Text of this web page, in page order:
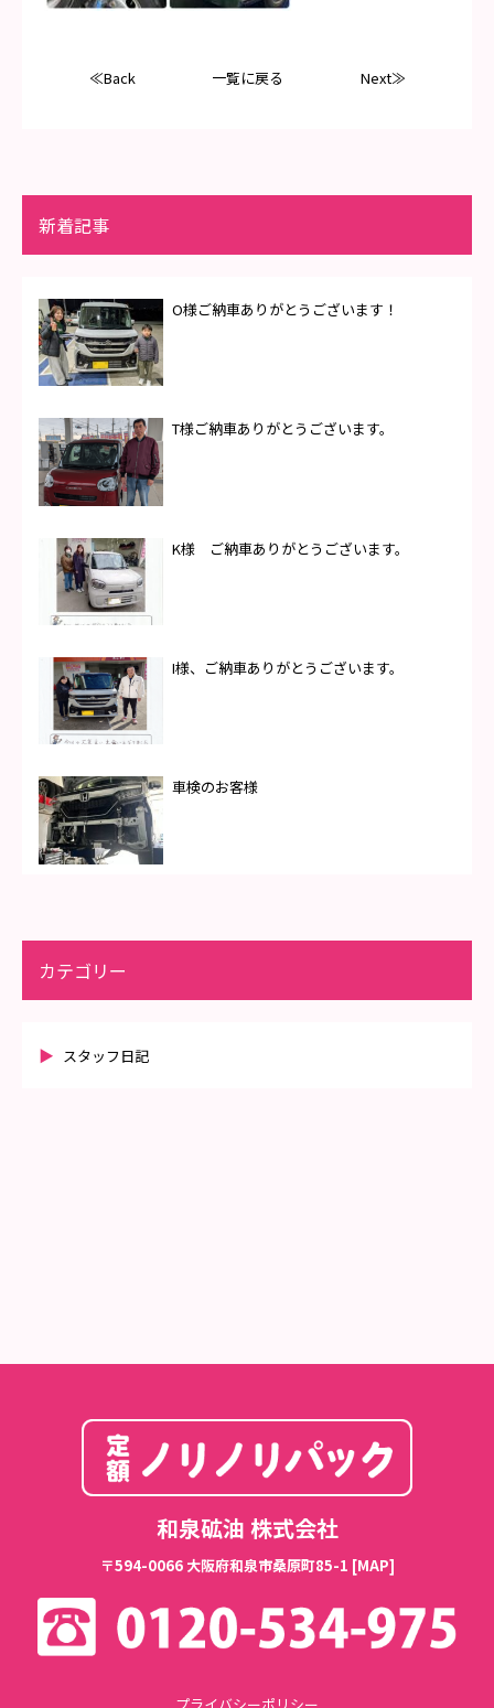
≪Back 一覧に戻る Next≫
新着記事
O様ご納車ありがとうございます！
T様ご納車ありがとうございます。
K様 ご納車ありがとうございます。
I様、ご納車ありがとうございます。
車検のお客様
カテゴリー
スタッフ日記
和泉砿油 株式会社
〒594-0066 大阪府和泉市桑原町85-1 [MAP]